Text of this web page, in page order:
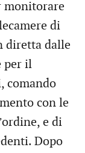
monitorare
di
diretta dalle
per il
comando
con le
e di
Dopo